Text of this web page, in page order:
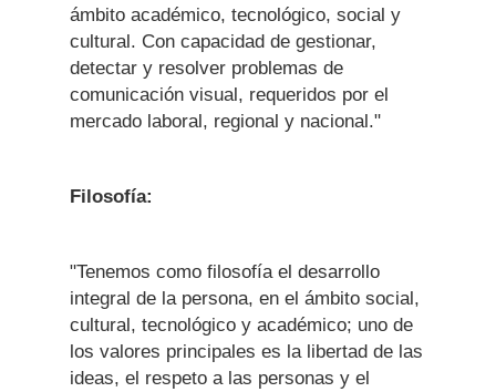
ámbito académico, tecnológico, social y
cultural. Con capacidad de gestionar,
detectar y resolver problemas de
comunicación visual, requeridos por el
mercado laboral, regional y nacional."
Filosofía:
"Tenemos como filosofía el desarrollo
integral de la persona, en el ámbito social,
cultural, tecnológico y académico; uno de
los valores principales es la libertad de las
ideas, el respeto a las personas y el